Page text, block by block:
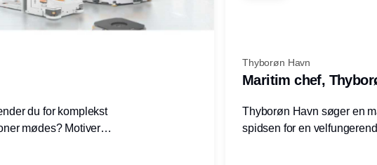
du for komplekst
mødes? Motiveres
Thyborøn Havn
Maritim chef,
Thyborøn Havn søger en
spidsen for en